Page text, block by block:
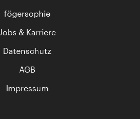
fögersophie
Jobs & Karriere
Datenschutz
AGB
Impressum